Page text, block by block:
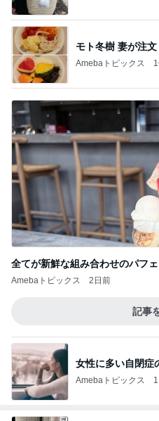
モト冬樹 妻が注
Amebaトピックス
全てが新鮮な組み合わせのパフェ
Amebaトピックス 2日前
記事
女性に多い自閉症
Amebaトピックス